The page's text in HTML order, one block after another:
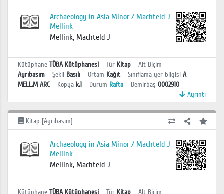
Archaeology in Asia Minor / Machteld J
Mellink
Mellink, Machteld J
Kütüphane TÜBA Kütüphanesi Tür Kitap
Alt Biçim
Ayrıbasım
Şekil Basılı Ortam Kağıt Sınıflama yer bilgisi A
MELL.M ARC
Kopya k.1 Durum Rafta Demirbaş 0002910
Ayrıntı
Kitap [Ayrıbasım]
Archaeology in Asia Minor / Machteld J
Mellink
Mellink, Machteld J
Kütüphane TÜBA Kütüphanesi Tür Kitap
Alt Biçim